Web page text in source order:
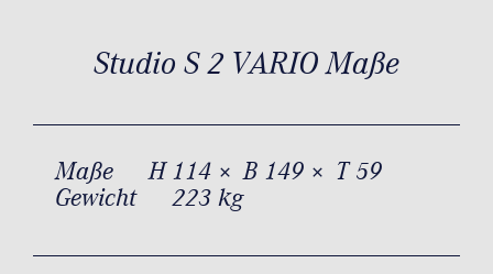
Studio S 2 VARIO Maße
Maße
H 114 × B 149 × T 59
Gewicht
223 kg